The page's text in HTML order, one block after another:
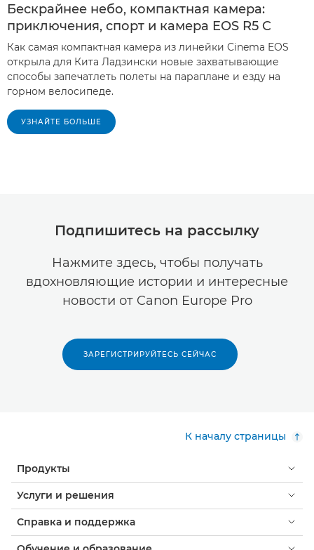
Бескрайнее небо, компактная камера:
приключения, спорт и камера EOS R5 C
Как самая компактная камера из линейки Cinema EOS
открыла для Кита Ладзински новые захватывающие
способы запечатлеть полеты на параплане и езду на
горном велосипеде.
УЗНАЙТЕ БОЛЬШЕ
Подпишитесь на рассылку
Нажмите здесь, чтобы получать
вдохновляющие истории и интересные
новости от Canon Europe Pro
ЗАРЕГИСТРИРУЙТЕСЬ СЕЙЧАС
К началу страницы
Продукты
Услуги и решения
Справка и поддержка